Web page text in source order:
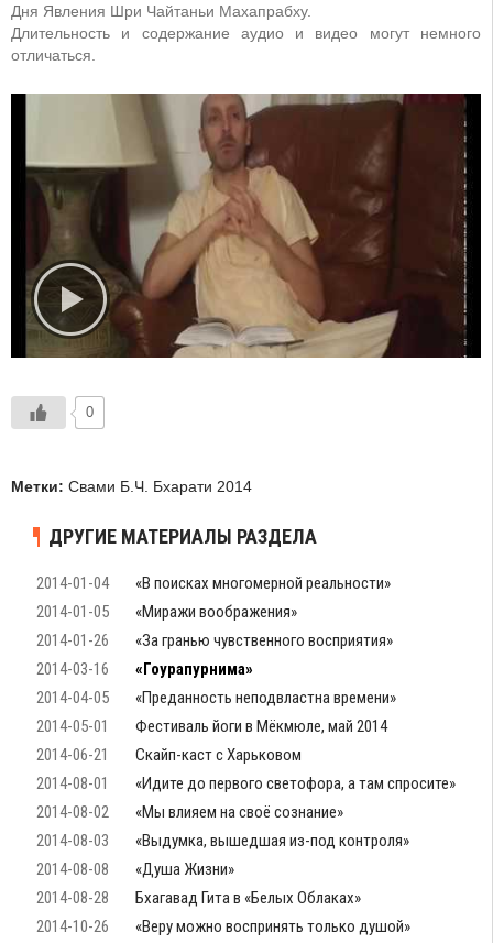
Дня Явления Шри Чайтаньи Махапрабху.
Длительность и содержание аудио и видео могут немного
отличаться.
0
Метки: Свами Б.Ч. Бхарати 2014
ДРУГИЕ МАТЕРИАЛЫ РАЗДЕЛА
2014-01-04
«В поисках многомерной реальности»
2014-01-05
«Миражи воображения»
2014-01-26
«За гранью чувственного восприятия»
2014-03-16
«Гоурапурнима»
2014-04-05
«Преданность неподвластна времени»
2014-05-01
Фестиваль йоги в Мёкмюле, май 2014
2014-06-21
Скайп-каст с Харьковом
2014-08-01
«Идите до первого светофора, а там спросите»
2014-08-02
«Мы влияем на своё сознание»
2014-08-03
«Выдумка, вышедшая из-под контроля»
2014-08-08
«Душа Жизни»
2014-08-28
Бхагавад Гита в «Белых Облаках»
2014-10-26
«Веру можно воспринять только душой»